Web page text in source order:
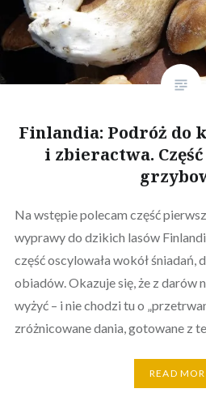
Finlandia: Podróż do
i zbieractwa.
Na wstępie polecam część
wyprawy do dzikich lasów
część oscylowała wokół śniadań,
obiadów. Okazuje się, że z darów
wyżyć – i nie chodzi tu o
zróżnicowane dania, gotowane z
READ